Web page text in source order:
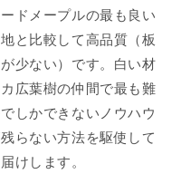
ドメープルの最も良い
と比較して高品質（板
少ない）です。白い材
広葉樹の仲間で最も難
しかできないノウハウ
らない方法を駆使して
けします。